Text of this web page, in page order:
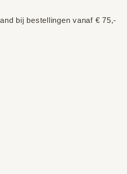
bij bestellingen vanaf € 75,-